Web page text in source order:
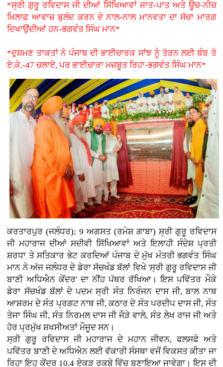
*ਸ੍ਰੀ ਗੁਰੂ ਰਵਿਦਾਸ ਜੀ ਦੀਆਂ ਸਿੱਖਿਆਵਾਂ ਜਾਤ-ਪਾਤ ਅਤੇ ਊਚ-ਨੀਚ
ਖ਼ਿਲਾਫ਼ ਆਵਾਜ਼ ਬੁਲੰਦ ਕਰਨ ਦੇ ਨਾਲ-ਨਾਲ ਮਾਨਵਤਾ ਦਾ ਸੱਚਾ ਮਾਰਗ
ਦਿਖਾਉਂਦੀਆਂ ਹਨ-ਭਗਵੰਤ ਸਿੰਘ ਮਾਨ*
*ਦੁਸ਼ਮਣ ਤਾਕਤਾਂ ਨੇ ਪੰਜਾਬ ਦੀ ਭਾਈਚਾਰਕ ਸਾਂਝ ਨੂੰ ਤੋੜਨ ਲਈ ਬੰਬ ਤੇ
ਏ.ਕੇ.-47 ਚਲਾਏ, ਪਰ ਭਾਈਚਾਰਾ ਮਜ਼ਬੂਤ ਰਿਹਾ-ਭਗਵੰਤ ਸਿੰਘ ਮਾਨ*
ਕਰਤਾਰਪੁਰ (ਜਲੰਧਰ); 9 ਅਗਸਤ (ਰਮੇਸ਼ ਗਾਬਾ)ਸ੍ਰੀ ਗੁਰੂ ਰਵਿਦਾਸ
ਜੀ ਮਹਾਰਾਜ ਦੀਆਂ ਸਦੀਵੀ ਸਿੱਖਿਆਵਾਂ ਅਤੇ ਇਲਾਹੀ ਸੰਦੇਸ਼ ਪ੍ਰਤੀ
ਸ਼ਰਧਾ ਤੇ ਸਤਿਕਾਰ ਭੇਟ ਕਰਦਿਆਂ ਪੰਜਾਬ ਦੇ ਮੁੱਖ ਮੰਤਰੀ ਭਗਵੰਤ ਸਿੰਘ
ਮਾਨ ਨੇ ਅੱਜ ਜਲੰਧਰ ਦੇ ਡੇਰਾ ਸੱਚਖੰਡ ਬੱਲਾਂ ਵਿਖੇ 'ਸ੍ਰੀ ਗੁਰੂ ਰਵਿਦਾਸ ਜੀ
ਬਾਣੀ ਅਧਿਐਨ ਕੇਂਦਰ' ਦਾ ਨੀਂਹ ਪੱਥਰ ਰੱਖਿਆ। ਇਸ ਪਵਿੱਤਰ ਮੌਕੇ
ਡੇਰਾ ਸੱਚਖੰਡ ਬੱਲਾਂ ਦੇ ਪਦਮ ਸ੍ਰੀ ਸੰਤ ਨਿਰੰਜਨ ਦਾਸ ਜੀ, ਬਾਲ ਨਾਥ
ਆਸ਼ਰਮ ਦੇ ਸੰਤ ਪ੍ਰਗਟ ਨਾਥ ਜੀ, ਕਠਾਰ ਦੇ ਸੰਤ ਪਰਦੀਪ ਦਾਸ ਜੀ, ਸੰਤ
ਤੇਜਾ ਸਿੰਘ ਜੀ, ਸੰਤ ਨਿਰਮਲ ਦਾਸ ਜੀ ਜੌੜੇ ਵਾਲੇ, ਸੰਤ ਲੇਖ ਰਾਜ ਜੀ ਅਤੇ
ਹੋਰ ਪ੍ਰਮੁੱਖ ਸ਼ਖਸੀਅਤਾਂ ਮੌਜੂਦ ਸਨ।
ਸ੍ਰੀ ਗੁਰੂ ਰਵਿਦਾਸ ਜੀ ਮਹਾਰਾਜ ਦੇ ਮਹਾਨ ਜੀਵਨ, ਫਲਸਫੇ ਅਤੇ
ਪਵਿੱਤਰ ਬਾਣੀ ਦੇ ਅਧਿਐਨ ਲਈ ਵੱਕਾਰੀ ਸੰਸਥਾ ਵਜੋਂ ਵਿਕਸਤ ਕੀਤਾ ਜਾ
ਰਿਹਾ ਇਹ ਕੇਂਦਰ 10.4 ਏਕੜ ਰਕਬੇ ਵਿੱਚ ਬਣਾਇਆ ਜਾਵੇਗਾ। ਇਸ ਦੀ